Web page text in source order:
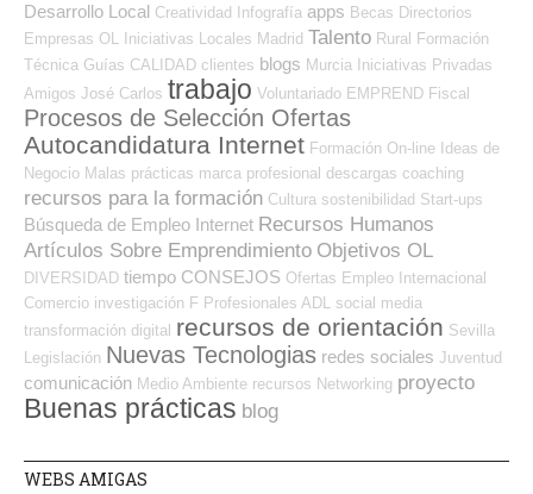
Desarrollo Local Creatividad Infografía apps Becas Directorios
Empresas OL Iniciativas Locales Madrid Talento Rural Formación
Técnica Guías CALIDAD clientes blogs Murcia Iniciativas Privadas
Amigos José Carlos trabajo Voluntariado EMPREND Fiscal
Procesos de Selección Ofertas
Autocandidatura Internet Formación On-line Ideas de
Negocio Malas prácticas marca profesional descargas coaching
recursos para la formación Cultura sostenibilidad Start-ups
Búsqueda de Empleo Internet Recursos Humanos
Artículos Sobre Emprendimiento Objetivos OL
DIVERSIDAD tiempo CONSEJOS Ofertas Empleo Internacional
Comercio investigación F Profesionales ADL social media
transformación digital recursos de orientación Sevilla
Legislación Nuevas Tecnologias redes sociales Juventud
comunicación Medio Ambiente recursos Networking proyecto
Buenas prácticas blog
WEBS AMIGAS